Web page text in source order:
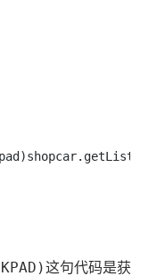
这句代码是获